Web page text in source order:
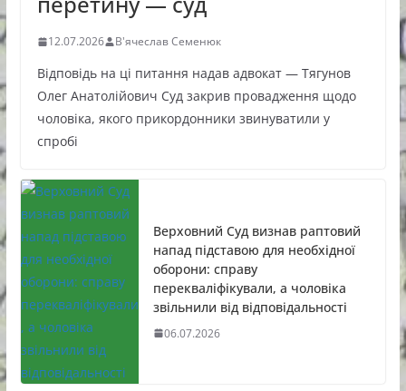
12.07.2026 В'ячеслав Семенюк
Відповідь на ці питання надав адвокат — Тягунов
Олег Анатолійович Суд закрив провадження щодо
чоловіка, якого прикордонники звинуватили у
спробі
Верховний Суд визнав раптовий
напад підставою для необхідної
оборони: справу
перекваліфікували, а чоловіка
звільнили від відповідальності
06.07.2026